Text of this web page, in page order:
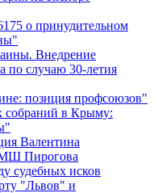
о принудительном
Внедрение
по случаю 30-летия
позиция профсоюзов"
в Крыму:
Валентина
Пирогова
судебных исков
"Львов" и